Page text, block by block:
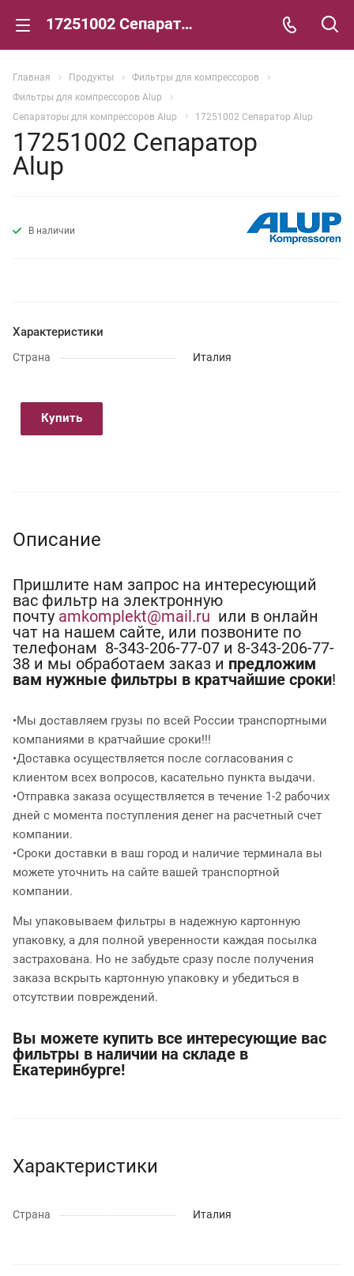
17251002 Сепаратор Alup
Главная Продукты
Фильтры для компрессоров
Фильтры для компрессоров Alup
Сепараторы для компрессоров Alup
17251002 Сепаратор Alup
17251002 Сепаратор
Alup
В наличии
Характеристики
Страна Италия
Купить
Описание
Пришлите нам запрос на интересующий
вас фильтр на электронную
почту amkomplekt@mail.ru или в онлайн
чат на нашем сайте, или позвоните по
телефонам 8-343-206-77-07 и 8-343-206-77-
38 и мы обработаем заказ и предложим
вам нужные фильтры в кратчайшие сроки!
•Мы доставляем грузы по всей России транспортными
компаниями в кратчайшие сроки!!!
•Доставка осуществляется после согласования с
клиентом всех вопросов, касательно пункта выдачи.
•Отправка заказа осуществляется в течение 1-2 рабочих
дней с момента поступления денег на расчетный счет
компании.
•Сроки доставки в ваш город и наличие терминала вы
можете уточнить на сайте вашей транспортной
компании.
Мы упаковываем фильтры в надежную картонную
упаковку, а для полной уверенности каждая посылка
застрахована. Но не забудьте сразу после получения
заказа вскрыть картонную упаковку и убедиться в
отсутствии повреждений.
Вы можете купить все интересующие вас
фильтры в наличии на складе в
Екатеринбурге!
Характеристики
Страна Италия